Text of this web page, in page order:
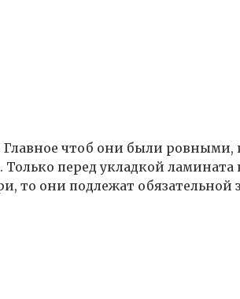
чтоб они были
перед укладкой
то они подлежат обязательной